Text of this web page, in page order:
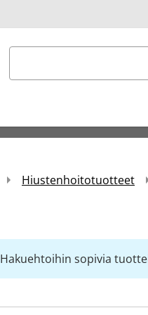
Haku
Hiustenhoitotuotteet
Hakuehtoihin sopivia